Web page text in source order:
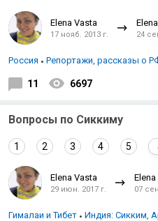
Elena Vasta
17 нояб. 2013 г. 24
Россия Репортажи, рассказы о
11 6697
Вопросы по Сиккиму
1 2 3 4 5
Elena Vasta
29 июн. 2017 г. 07
Гималаи и Тибет
Индия: Сикким,